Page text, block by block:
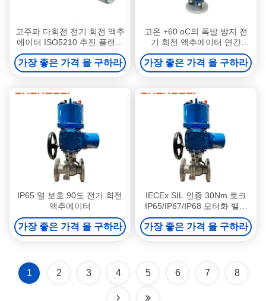
고주파 다회전 전기 회전 액추
에이터 ISO5210 추진 플랜지
및 JB2920 톱크 타입 밸브 자
동화
가장 좋은 가격 을 구하라
고온 +60 oC의 폭발 방지 전
기 회전 액추에이터 연간
30000개의 생산 용량
가장 좋은 가격 을 구하라
IP65 열 보호 90도 전기 회전
액추에이터
가장 좋은 가격 을 구하라
IECEx SIL 인증 30Nm 토크
IP65/IP67/IP68 모터화 밸브
제어용 전기 회전 액추에터
가장 좋은 가격 을 구하라
1 2 3 4 5 6 7 8